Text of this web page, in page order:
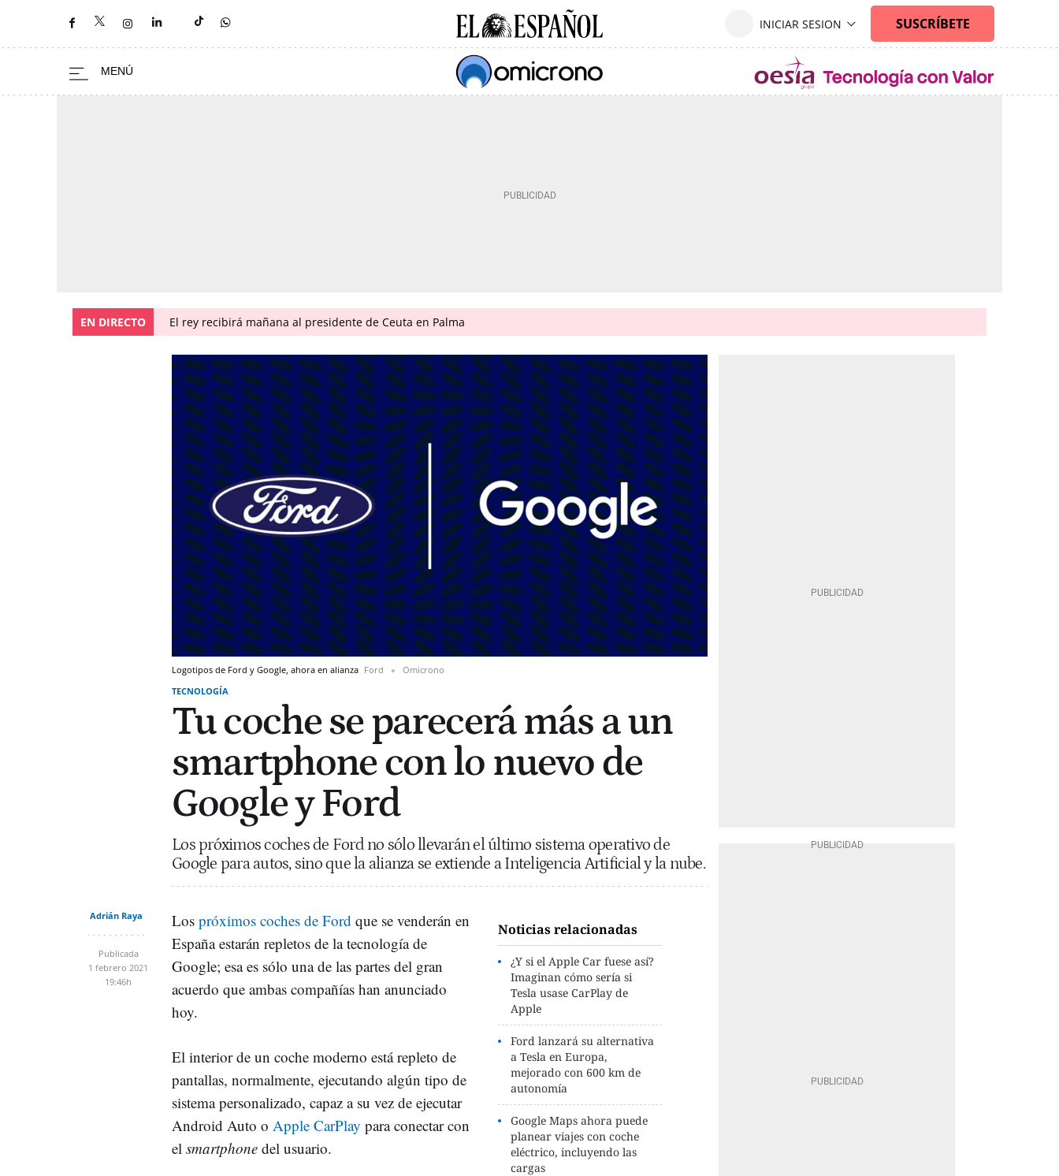
EN DIRECTO El rey recibirá mañana al presidente de Ceuta en Palma
Logotipos de Ford y Google, ahora en alianza Ford
Omicrono
TECNOLOGÍA
Tu coche se parecerá más a un
smartphone con lo nuevo de
Google y Ford
Los próximos coches de Ford no sólo llevarán el último sistema operativo de
Google para autos, sino que la alianza se extiende a Inteligencia Artificial y la nube.
Adrián Raya
Publicada
1 febrero 2021
19:46h
Noticias relacionadas
¿Y si el Apple Car fuese así?
Imaginan cómo sería si
Tesla usase CarPlay de
Apple
Ford lanzará su alternativa
a Tesla en Europa,
mejorado con 600 km de
autonomía
Google Maps ahora puede
planear viajes con coche
eléctrico, incluyendo las
cargas
Los próximos coches de Ford que se venderán en
España estarán repletos de la tecnología de
Google; esa es sólo una de las partes del gran
acuerdo que ambas compañías han anunciado
hoy.
El interior de un coche moderno está repleto de
pantallas, normalmente, ejecutando algún tipo de
sistema personalizado, capaz a su vez de ejecutar
Android Auto o Apple CarPlay para conectar con
el smartphone del usuario.